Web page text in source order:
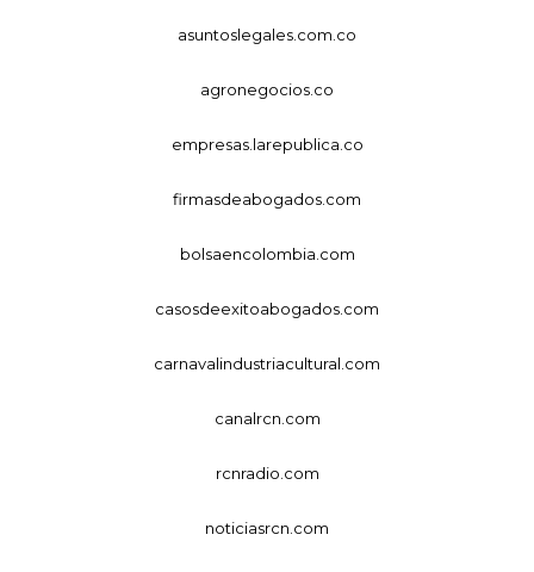
asuntoslegales.com.co
agronegocios.co
empresas.larepublica.co
firmasdeabogados.com
bolsaencolombia.com
casosdeexitoabogados.com
carnavalindustriacultural.com
canalrcn.com
rcnradio.com
noticiasrcn.com